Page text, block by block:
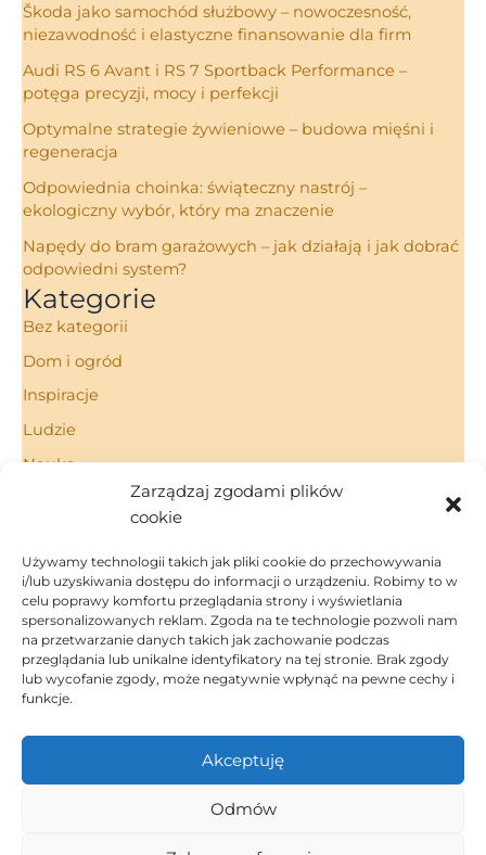
Zarządzaj zgodami plików
cookie
Używamy technologii takich jak pliki cookie do przechowywania
i/lub uzyskiwania dostępu do informacji o urządzeniu. Robimy to w
celu poprawy komfortu przeglądania strony i wyświetlania
spersonalizowanych reklam. Zgoda na te technologie pozwoli nam
na przetwarzanie danych takich jak zachowanie podczas
przeglądania lub unikalne identyfikatory na tej stronie. Brak zgody
lub wycofanie zgody, może negatywnie wpłynąć na pewne cechy i
funkcje.
Akceptuję
Odmów
Škoda jako samochód służbowy – nowoczesność,
niezawodność i elastyczne finansowanie dla firm
Audi RS 6 Avant i RS 7 Sportback Performance –
potęga precyzji, mocy i perfekcji
Optymalne strategie żywieniowe – budowa mięśni i
regeneracja
Odpowiednia choinka: świąteczny nastrój –
ekologiczny wybór, który ma znaczenie
Napędy do bram garażowych – jak działają i jak dobrać
odpowiedni system?
Kategorie
Bez kategorii
Dom i ogród
Inspiracje
Ludzie
Nauka
Strona Główna
Regulamin
Polityka Prywatności
Polityka Cookies